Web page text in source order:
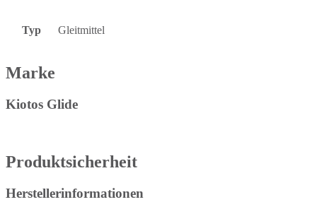
Typ Gleitmittel
Marke
Kiotos Glide
Produktsicherheit
Herstellerinformationen